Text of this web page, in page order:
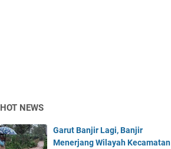
HOT NEWS
Garut Banjir Lagi, Banjir
Menerjang Wilayah Kecamatan